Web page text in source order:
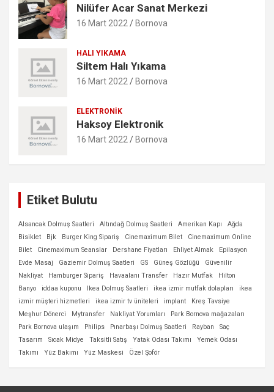
Nilüfer Acar Sanat Merkezi
16 Mart 2022 Bornova
HALI YIKAMA
Siltem Halı Yıkama
16 Mart 2022 Bornova
ELEKTRONIK
Haksoy Elektronik
16 Mart 2022 Bornova
Etiket Bulutu
Alsancak Dolmuş Saatleri Altındağ Dolmuş Saatleri Amerikan Kapı
Ağda
Bisiklet
Bjk Burger King Sipariş Cinemaximum Bilet
Cinemaximum Online
Bilet
Cinemaximum Seanslar Dershane Fiyatları Ehliyet Almak
Epilasyon
Evde Masaj
Gaziemir Dolmuş Saatleri GS Güneş Gözlüğü
Güvenilir
Nakliyat
Hamburger Sipariş Havaalanı Transfer Hazır Mutfak
Hilton
Banyo
iddaa kuponu Ikea Dolmuş Saatleri ikea izmir mutfak dolapları
ikea
izmir müşteri hizmetleri
ikea izmir tv üniteleri implant
Kreş Tavsiye
Meşhur Dönerci
Mytransfer Nakliyat Yorumları
Park Bornova mağazaları
Park Bornova ulaşım
Philips Pınarbaşı Dolmuş Saatleri Rayban
Saç
Tasarım
Sıcak Midye Taksitli Satış Yatak Odası Takımı
Yemek Odası
Takımı
Yüz Bakımı Yüz Maskesi Özel Şoför